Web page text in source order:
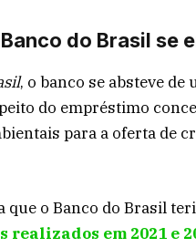
do Brasil se
, o banco se absteve
do empréstimo
para a oferta de
que o Banco do Brasil
em 2021 e